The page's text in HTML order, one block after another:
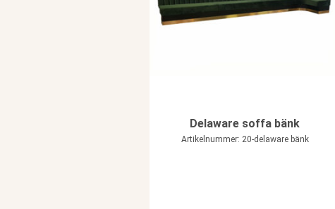
Delaware soffa bänk
Artikelnummer: 20-delaware bänk